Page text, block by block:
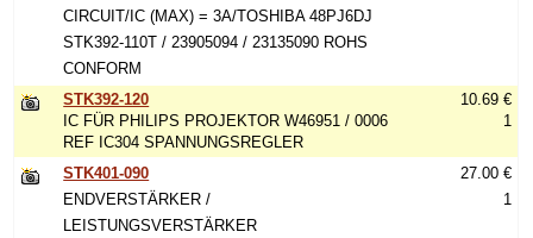
CIRCUIT/IC (MAX) = 3A/TOSHIBA 48PJ6DJ
STK392-110T / 23905094 / 23135090 ROHS
CONFORM
STK392-120
IC FÜR PHILIPS PROJEKTOR W46951 / 0006
REF IC304 SPANNUNGSREGLER
10.69 €
1
STK401-090
ENDVERSTÄRKER /
LEISTUNGSVERSTÄRKER
27.00 €
1